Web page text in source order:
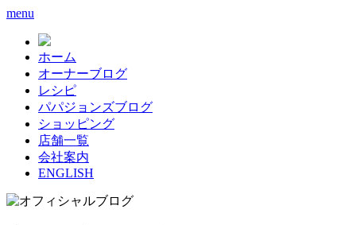
menu
ホーム
オーナーブログ
レシピ
パパジョンズブログ
ショッピング
店舗一覧
会社案内
ENGLISH